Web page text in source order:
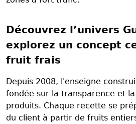
Découvrez l’univers
explorez un concept
fruit frais
Depuis 2008, l'enseigne
fondée sur la transparence et
produits. Chaque recette se
du client à partir de fruits